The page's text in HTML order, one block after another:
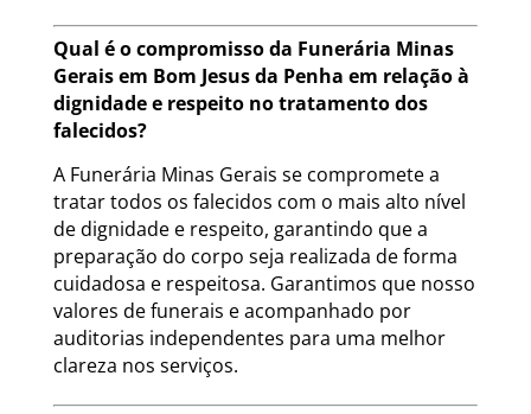
Qual é o compromisso da Funerária Minas
Gerais em Bom Jesus da Penha em relação à
dignidade e respeito no tratamento dos
falecidos?
A Funerária Minas Gerais se compromete a
tratar todos os falecidos com o mais alto nível
de dignidade e respeito, garantindo que a
preparação do corpo seja realizada de forma
cuidadosa e respeitosa. Garantimos que nosso
valores de funerais e acompanhado por
auditorias independentes para uma melhor
clareza nos serviços.